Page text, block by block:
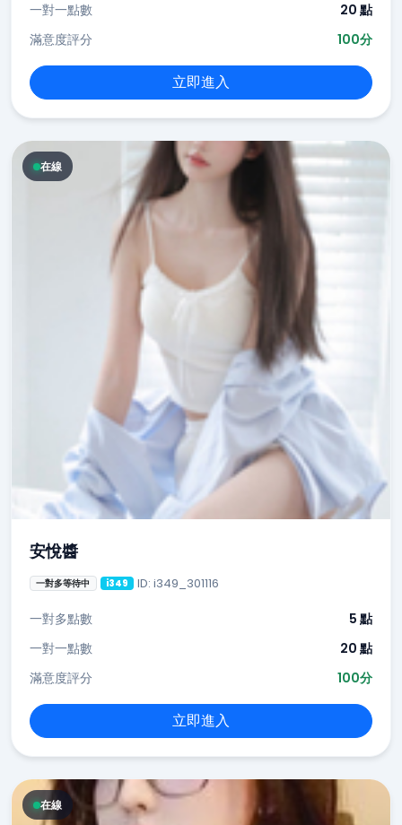
一對一點數
20 點
滿意度評分
100分
立即進入
在線
安悅醬
一對多等待中 i349 ID: i349_301116
一對多點數
5 點
一對一點數
20 點
滿意度評分
100分
立即進入
在線